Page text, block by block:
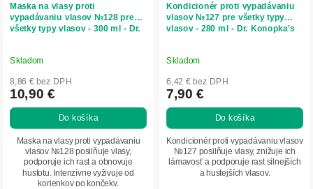
Maska na vlasy proti
vypadávaniu vlasov №128 pre
všetky typy vlasov - 300 ml - Dr.
Skladom
8,86 € bez DPH
10,90 €
Do košíka
Maska na vlasy proti vypadávaniu
vlasov №128 posilňuje vlasy,
podporuje ich rast a obnovuje
hustotu. Intenzívne vyživuje od
korienkov po končeky.
Kondicionér proti vypadávaniu
vlasov №127 pre všetky typy
vlasov - 280 ml - Dr. Konopka's
Skladom
6,42 € bez DPH
7,90 €
Do košíka
Kondicionér proti vypadávaniu vlasov
№127 posilňuje vlasy, znižuje ich
lámavosť a podporuje rast silnejších
a hustejších vlasov.